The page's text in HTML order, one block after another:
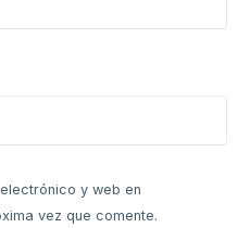
y web en
vez que comente.